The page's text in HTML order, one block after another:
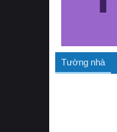
Tường nhà